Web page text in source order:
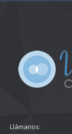
Llámanos: